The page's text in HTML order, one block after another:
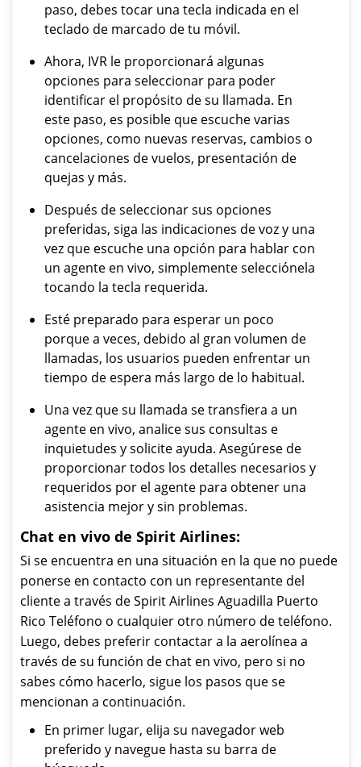
paso, debes tocar una tecla indicada en el
teclado de marcado de tu móvil.
Ahora, IVR le proporcionará algunas
opciones para seleccionar para poder
identificar el propósito de su llamada. En
este paso, es posible que escuche varias
opciones, como nuevas reservas, cambios o
cancelaciones de vuelos, presentación de
quejas y más.
Después de seleccionar sus opciones
preferidas, siga las indicaciones de voz y una
vez que escuche una opción para hablar con
un agente en vivo, simplemente selecciónela
tocando la tecla requerida.
Esté preparado para esperar un poco
porque a veces, debido al gran volumen de
llamadas, los usuarios pueden enfrentar un
tiempo de espera más largo de lo habitual.
Una vez que su llamada se transfiera a un
agente en vivo, analice sus consultas e
inquietudes y solicite ayuda. Asegúrese de
proporcionar todos los detalles necesarios y
requeridos por el agente para obtener una
asistencia mejor y sin problemas.
Chat en vivo de Spirit Airlines:
Si se encuentra en una situación en la que no puede
ponerse en contacto con un representante del
cliente a través de Spirit Airlines Aguadilla Puerto
Rico Teléfono o cualquier otro número de teléfono.
Luego, debes preferir contactar a la aerolínea a
través de su función de chat en vivo, pero si no
sabes cómo hacerlo, sigue los pasos que se
mencionan a continuación.
En primer lugar, elija su navegador web
preferido y navegue hasta su barra de